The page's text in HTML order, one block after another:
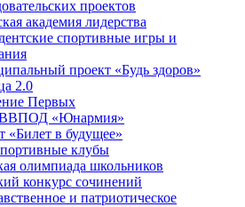
проектов
академия лидерства
спортивные игры и
проект «Будь здоров»
2.0
Первых
«Юнармия»
«Билет в будущее»
клубы
олимпиада школьников
конкурс сочинений
и патриотическое